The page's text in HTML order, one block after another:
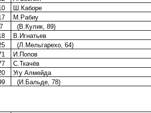
Ш.Каборе
М.Рабиу
7
(В.Кулик, 89)
В.Игнатьев
(Л.Мельгарехо, 64)
И.Попов
С.Ткачёв
Угу Алмейда
(И.Бальде, 78)